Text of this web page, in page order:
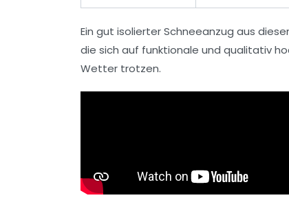
Ein gut isolierter Schneeanzug aus
die sich auf funktionale und qualitativ
Wetter trotzen.